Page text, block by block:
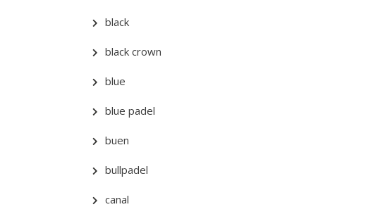
black
black crown
blue
blue padel
buen
bullpadel
canal